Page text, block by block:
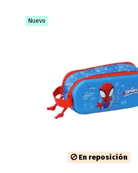
Nuevo
En reposición